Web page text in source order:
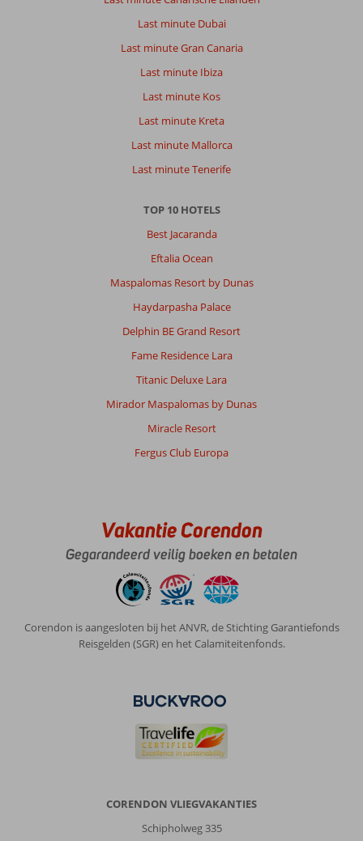
Last minute Dubai
Last minute Gran Canaria
Last minute Ibiza
Last minute Kos
Last minute Kreta
Last minute Mallorca
Last minute Tenerife
TOP 10 HOTELS
Best Jacaranda
Eftalia Ocean
Maspalomas Resort by Dunas
Haydarpasha Palace
Delphin BE Grand Resort
Fame Residence Lara
Titanic Deluxe Lara
Mirador Maspalomas by Dunas
Miracle Resort
Fergus Club Europa
Vakantie Corendon
Gegarandeerd veilig boeken en betalen
Corendon is aangesloten bij het ANVR, de Stichting Garantiefonds
Reisgelden (SGR) en het Calamiteitenfonds.
CORENDON VLIEGVAKANTIES
Schipholweg 335